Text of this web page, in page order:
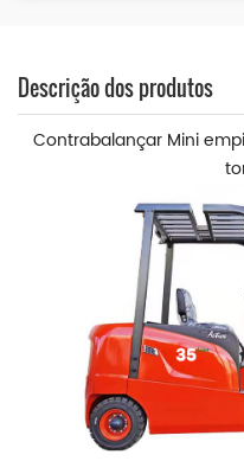
Descrição dos produtos
Contrabalançar Mini